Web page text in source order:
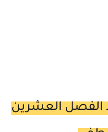
الفصل العشرين